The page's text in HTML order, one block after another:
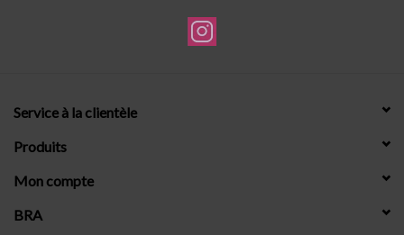
Service à la clientèle
Produits
Mon compte
BRA